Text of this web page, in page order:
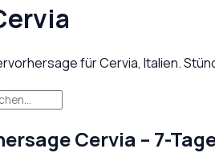
fürCervia, Italien.
Cervia – 7-